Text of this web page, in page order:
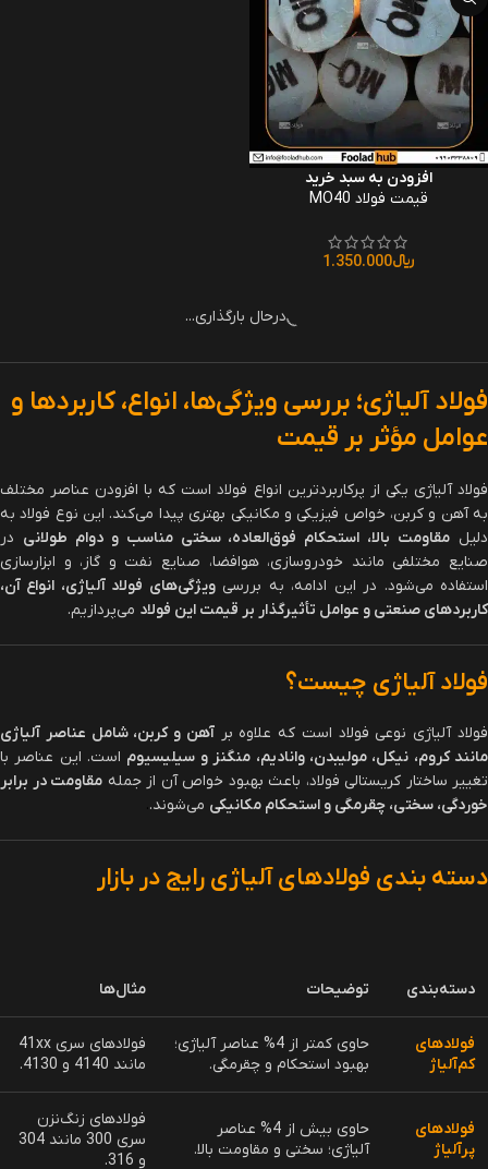
افزودن به سبد خرید
قیمت فولاد MO40
﷼1.350.000
اطلاعات بیشتر
قیمت فولاد VCN200
افزودن به سبد خرید
قیمت فولاد سمانتاسیون 1.6587
﷼1.300.000
افزودن به سبد خرید
اطلاعات بیشتر